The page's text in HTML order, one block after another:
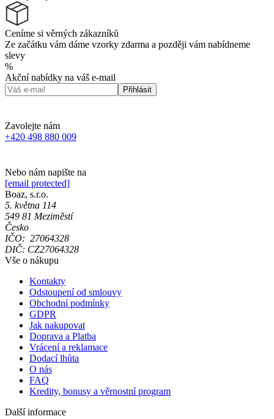
Ceníme si věrných zákazníků
Ze začátku vám dáme vzorky zdarma a později vám nabídneme
slevy
%
Akční nabídky na váš e-mail
Přihlásit
Zavolejte nám
+420 498 880 009
Nebo nám napište na
[email protected]
Boaz, s.r.o.
5. května 114
549 81 Meziměstí
Česko
IČO: 27064328
DIČ: CZ27064328
Vše o nákupu
Kontakty
Odstoupení od smlouvy
Obchodní podmínky
GDPR
Jak nakupovat
Doprava a Platba
Vrácení a reklamace
Dodací lhůta
O nás
FAQ
Kredity, bonusy a věrnostní program
Další informace